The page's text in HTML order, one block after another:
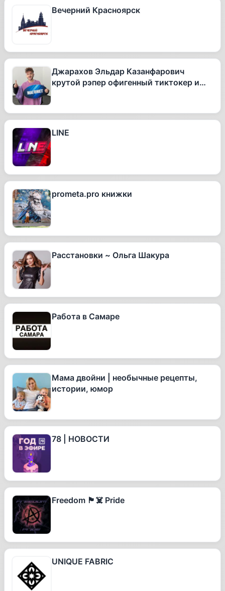
Вечерний Красноярск
Джарахов Эльдар Казанфарович
крутой рэпер офигенный тиктокер и
LINE
prometa.pro книжки
Расстановки ~ Ольга Шакура
Работа в Самаре
Мама двойни | необычные рецепты,
истории, юмор
78 | НОВОСТИ
Freedom 🏴‍☠️ Pride
UNIQUE FABRIC